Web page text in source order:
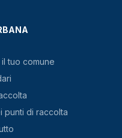
tuo comune
punti di raccolta